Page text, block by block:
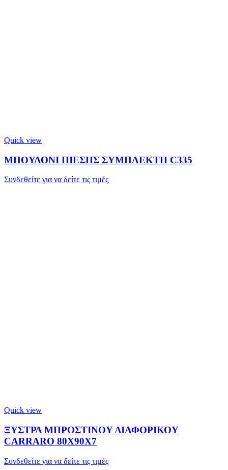
Quick view
ΜΠΟΥΛΟΝΙ ΠΙΕΣΗΣ ΣΥΜΠΛΕΚΤΗ C335
Συνδεθείτε για να δείτε τις τιμές
Quick view
ΞΥΣΤΡΑ ΜΠΡΟΣΤΙΝΟΥ ΔΙΑΦΟΡΙΚΟΥ
CARRARO 80X90X7
Συνδεθείτε για να δείτε τις τιμές